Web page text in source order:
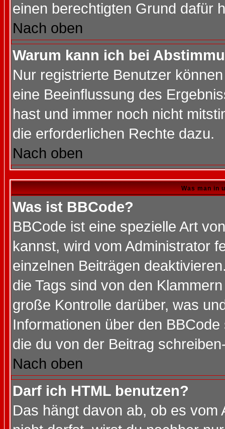
einen berechtigten Grund dafür
Nach oben
Warum kann ich bei
Nur registrierte Benutzer
eine Beeinflussung des
hast und immer noch nicht
die erforderlichen Rechte dazu.
Nach oben
Was man in
Was ist BBCode?
BBCode ist eine spezielle Art
kannst, wird vom Administrator
einzelnen Beiträgen
die Tags sind von den
große Kontrolle darüber, was
Informationen über den
die du von der Beitrag
Nach oben
Darf ich HTML benutzen?
Das hängt davon ab, ob es